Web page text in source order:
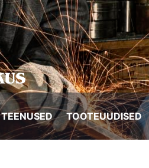
TEENUSED TOOTEUUDISED